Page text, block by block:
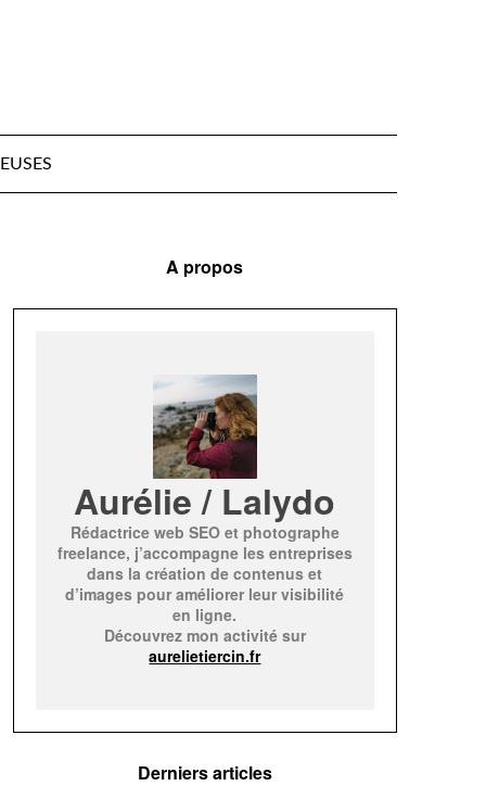
A propos
Aurélie / Lalydo
Rédactrice web SEO et photographe
freelance, j’accompagne les entreprises
dans la création de contenus et
d’images pour améliorer leur visibilité
en ligne.
Découvrez mon activité sur
aurelietiercin.fr
Derniers articles